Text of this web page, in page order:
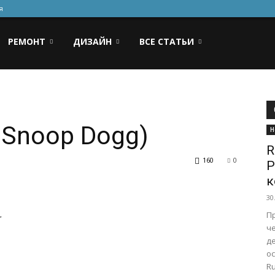
РЕМОНТ ДИЗАЙН ВСЕ СТАТЬИ
Dogg)
0
160